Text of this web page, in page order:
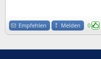
Empfehlen Melden 0